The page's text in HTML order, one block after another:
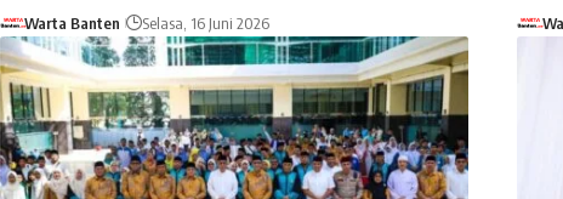
Warta Banten Selasa, 16 Juni 2026